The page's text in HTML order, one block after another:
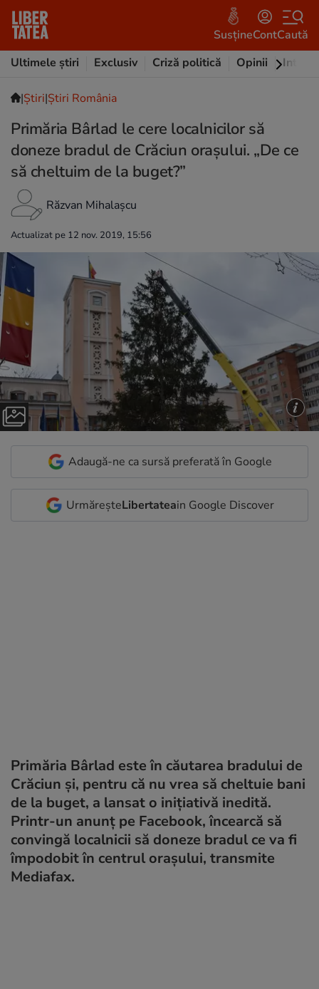
SusțineContCaută
Ultimele știri
Exclusiv Criză politică Opinii
|Ştiri|Știri România
Primăria Bârlad le cere localnicilor să
doneze bradul de Crăciun orașului. „De ce
să cheltuim de la buget?”
Răzvan Mihalașcu
Actualizat pe 12 nov. 2019, 15:56
Adaugă-ne ca sursă preferată în Google
UrmăreșteLibertateain Google Discover
Primăria Bârlad este în căutarea bradului de
Crăciun și, pentru că nu vrea să cheltuie bani
de la buget, a lansat o inițiativă inedită.
Printr-un anunț pe Facebook, încearcă să
convingă localnicii să doneze bradul ce va fi
împodobit în centrul orașului, transmite
Mediafax.